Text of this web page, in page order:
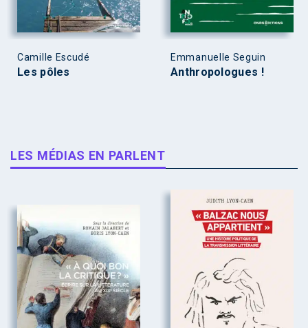
Camille Escudé
Les pôles
Emmanuelle Seguin
Anthropologues !
LES MÉDIAS EN PARLENT